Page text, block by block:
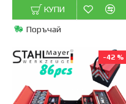
КУПИ
Поръчай
-42 %